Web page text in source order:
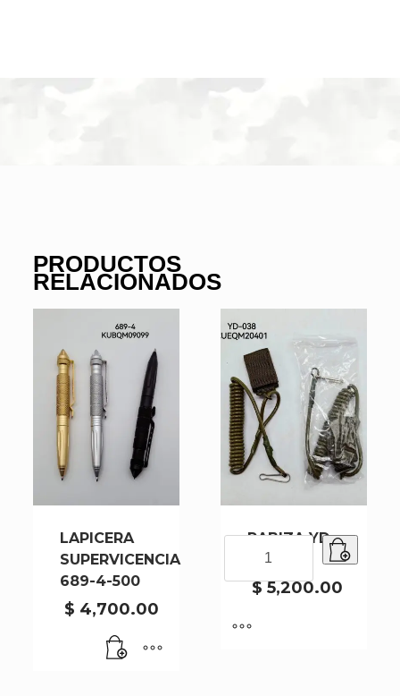
PRODUCTOS
RELACIONADOS
LAPICERA
SUPERVICENCIA
689-4-500
$ 4,700.00
RABIZA YD-
038-200
$5,200.00
038-
cantidad